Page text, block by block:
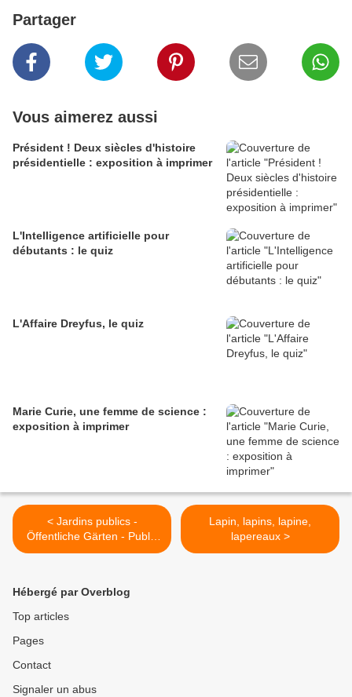
Partager
Vous aimerez aussi
Président ! Deux siècles d'histoire
présidentielle : exposition à imprimer
L'Intelligence artificielle pour
débutants : le quiz
L'Affaire Dreyfus, le quiz
Marie Curie, une femme de science :
exposition à imprimer
< Jardins publics -
Öffentliche Gärten - Public
parks
Lapin, lapins, lapine,
lapereaux >
Hébergé par Overblog
Top articles
Pages
Contact
Signaler un abus